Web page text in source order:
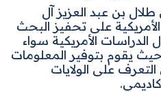
بن عبد العزيز آل
على تحفيز البحث
الأمريكية سواء
يقوم بتوفير المعلومات
على الولايات
.